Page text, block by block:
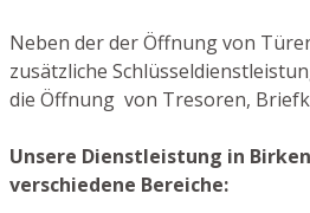
Neben der der Öffnung von
zusätzliche
die Öffnung von Tresoren,
Unsere Dienstleistung in
verschiedene Bereiche: